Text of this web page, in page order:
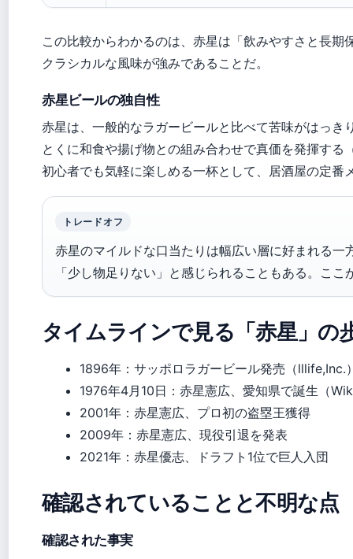
この比較からわかるのは、赤星は「飲みやすさと長期
クラシカルな風味が強みであることだ。
赤星ビールの独自性
赤星は、一般的なラガービールと比べて苦味がはっき
とくに和食や揚げ物との組み合わせで真価を発揮する
初心者でも気軽に楽しめる一杯として、居酒屋の定番
トレードオフ
赤星のマイルドな口当たりは幅広い層に好まれる一
「少し物足りない」と感じられることもある。こ
タイムラインで見る「赤星」の
1896年 ：サッポロラガービール発売（lllife,Inc.
1976年4月10日 ：赤星憲広、愛知県で誕生（
2001年 ：赤星憲広、プロ初の盗塁王獲得
2009年 ：赤星憲広、現役引退を発表
2021年 ：赤星優志、ドラフト1位で巨人入団
確認されていることと不明な点
確認された事実